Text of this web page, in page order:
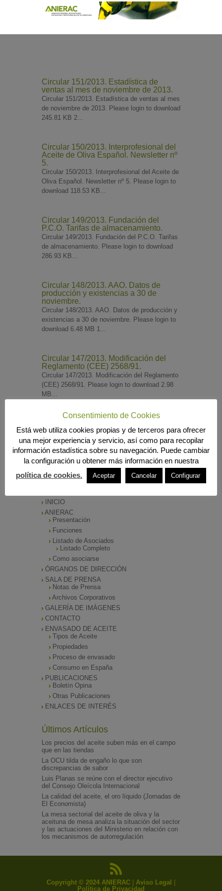
Circular 151/2013. Estadística de
ventas al mes de noviembre de 2013.
Circular 151/2013. Estadística de ventas al mes
de noviembre de 2013. Please login to download
245.81 KB 2...
Circular 150/2013. Interprofesional del
Aceite de Oliva Español. Newsletter nº
5.
Circular 150/2013. Interprofesional del Aceite de
Oliva Español. Newsletter nº 5. Please login to
download 118.53 KB...
Circular 149/2013. Fundación del
P.C.O. Tarifas de almacenamiento.
Circular 149/2013. Fundación del P.C.O. Tarifas
de almacenamiento. Please login to download
286.93 KB...
Circular 148/2013. AAO. Datos de
producción y existencias a 30 de
noviembre.
Circular 148/2013. AAO. Datos de producción y
existencias a 30 de noviembre. Please login to
download 6.48 MB 1...
Circular 147/2013. Modificación del
Reglamento (CEE) 2568/91.
Circular 147/2013. Modificación del Reglamento
(CEE) 2568/91. Please login to download 2.98
MB...
Búsqueda
INICIO
ANIERAC
Presentación
Funciones
Listado de Asociados
Listado Completo
Como asociarse
ÓRGANOS DE DIRECCIÓN
SALA DE PRENSA
Notas de Prensa
Archivos Corporativos
GALERÍA DE IMÁGENES
CONTACTO
ENVASADO DE ACEITE
Tipos de Aceite
Propiedades
Proceso de envasado
Consumo en España
PUBLICACIONES
Boletín Opina
Otras Publicaciones
ENLACES DE INTERÉS
Últimos Artículos
Los precios del aceite suben más en el campo
que en las tiendas
La OCU tilda de engaño lo que son
discrepancias de sabor
Luis Planas se reúne con el director ejecutivo
del Consejo Oleícola Internacional
La calidad del aceite, el oro líquido (Jornadas de
El Economista)
La mesa sectorial del aceite de oliva y la
aceituna de mesa analiza la situación del sector
y las actuaciones del Ministerio en relación con
los mecanismos de autorregulación
Copyright © 2024 ANIERAC Aviso Legal
Política de Privacidad
Consentimiento de Cookies
Está web utiliza cookies propias y de terceros para ofrecer
una mejor experiencia y servicio, así como para recopilar
información estadística sobre su navegación. Puede cambiar
la configuración u obtener más información en nuestra
política de cookies.
Aceptar Cancelar Configurar